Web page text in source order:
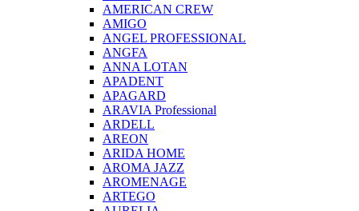
AMERICAN CREW
AMIGO
ANGEL PROFESSIONAL
ANGFA
ANNA LOTAN
APADENT
APAGARD
ARAVIA Professional
ARDELL
AREON
ARIDA HOME
AROMA JAZZ
AROMENAGE
ARTEGO